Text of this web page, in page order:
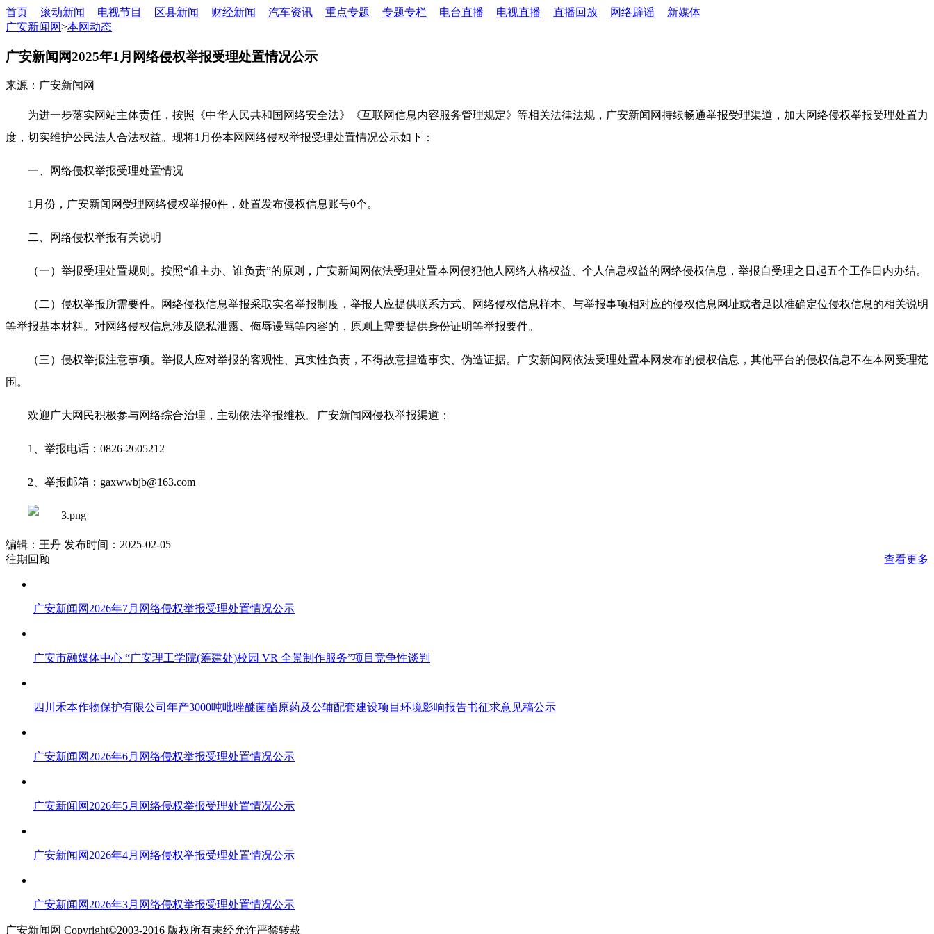
首页 滚动新闻 电视节目 区县新闻 财经新闻 汽车资讯 重点专题 专题专栏 电台直播 电视直播 直播回放 网络辟谣
新媒体
广安新闻网>本网动态
广安新闻网2025年1月网络侵权举报受理处置情况公示
来源：广安新闻网
为进一步落实网站主体责任，按照《中华人民共和国网络安全法》《互联网信息内容服务管理规定》等相关法律法规，广安新闻网持续畅通举报受理渠道，加大网络侵权举报受理处置力
度，切实维护公民法人合法权益。现将1月份本网网络侵权举报受理处置情况公示如下：
一、网络侵权举报受理处置情况
1月份，广安新闻网受理网络侵权举报0件，处置发布侵权信息账号0个。
二、网络侵权举报有关说明
（一）举报受理处置规则。按照“谁主办、谁负责”的原则，广安新闻网依法受理处置本网侵犯他人网络人格权益、个人信息权益的网络侵权信息，举报自受理之日起五个工作日内办结。
（二）侵权举报所需要件。网络侵权信息举报采取实名举报制度，举报人应提供联系方式、网络侵权信息样本、与举报事项相对应的侵权信息网址或者足以准确定位侵权信息的相关说明
等举报基本材料。对网络侵权信息涉及隐私泄露、侮辱谩骂等内容的，原则上需要提供身份证明等举报要件。
（三）侵权举报注意事项。举报人应对举报的客观性、真实性负责，不得故意捏造事实、伪造证据。广安新闻网依法受理处置本网发布的侵权信息，其他平台的侵权信息不在本网受理范
围。
欢迎广大网民积极参与网络综合治理，主动依法举报维权。广安新闻网侵权举报渠道：
1、举报电话：0826-2605212
2、举报邮箱：gaxwwbjb@163.com
编辑：王丹 发布时间：2025-02-05
往期回顾
查看更多
广安新闻网2026年7月网络侵权举报受理处置情况公示
广安市融媒体中心 “广安理工学院(筹建处)校园 VR 全景制作服务”项目竞争性谈判
四川禾本作物保护有限公司年产3000吨吡唑醚菌酯原药及公辅配套建设项目环境影响报告书征求意见稿公示
广安新闻网2026年6月网络侵权举报受理处置情况公示
广安新闻网2026年5月网络侵权举报受理处置情况公示
广安新闻网2026年4月网络侵权举报受理处置情况公示
广安新闻网2026年3月网络侵权举报受理处置情况公示
广安新闻网 Copyright©2003-2016 版权所有未经允许严禁转载